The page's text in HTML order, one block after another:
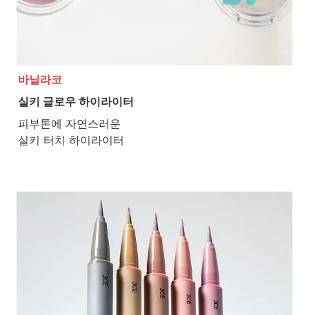
바닐라코
실키 글로우 하이라이터
피부톤에 자연스러운
실키 터치 하이라이터